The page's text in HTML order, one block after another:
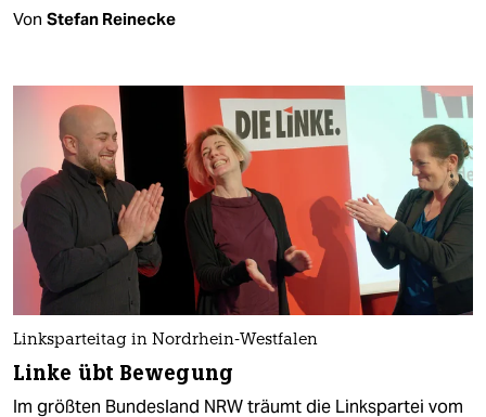
Von Stefan Reinecke
Linksparteitag in Nordrhein-Westfalen
Linke übt Bewegung
Im größten Bundesland NRW träumt die Linkspartei vom